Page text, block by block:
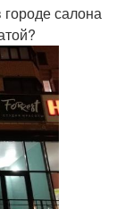
салона